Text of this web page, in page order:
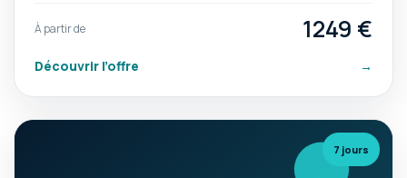
À partir de 1249 €
Découvrir l’offre →
7 jours